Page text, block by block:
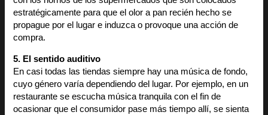
estratégicamente para que el olor a pan recién hecho se
propague por el lugar e induzca o provoque una acción de
compra.
5. El sentido auditivo
En casi todas las tiendas siempre hay una música de fondo,
cuyo género varía dependiendo del lugar. Por ejemplo, en un
restaurante se escucha música tranquila con el fin de
ocasionar que el consumidor pase más tiempo allí, se sienta